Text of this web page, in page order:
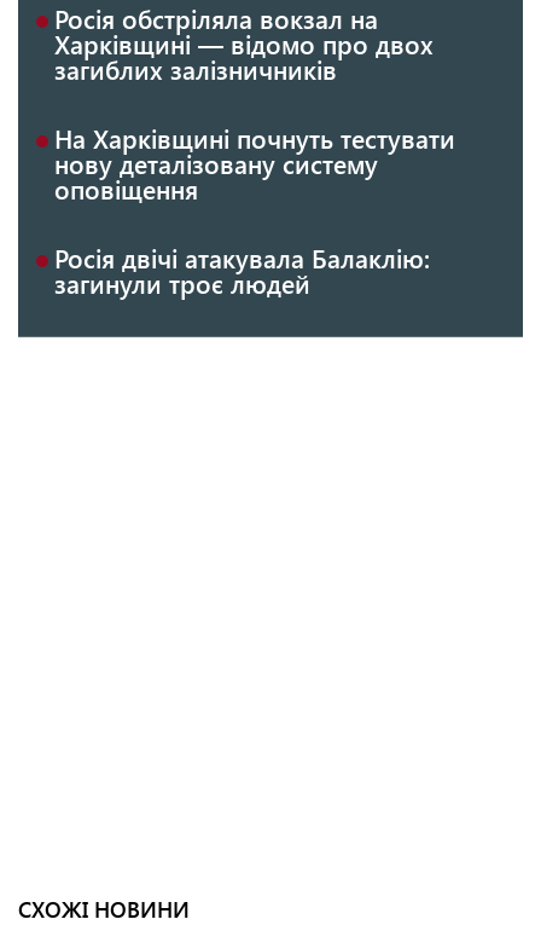
Росія обстріляла вокзал на
Харківщині — відомо про двох
загиблих залізничників
На Харківщині почнуть тестувати
нову деталізовану систему
оповіщення
Росія двічі атакувала Балаклію:
загинули троє людей
СХОЖІ НОВИНИ